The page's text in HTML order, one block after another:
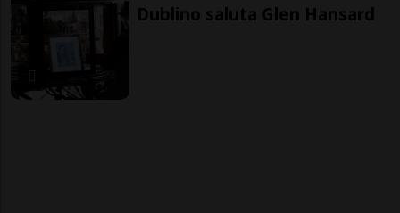
Dublino saluta Glen Hansard